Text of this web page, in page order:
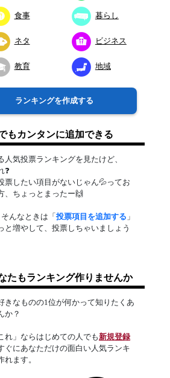
食事 暮らし
ネタ ビジネス
教育 地域
ランキングを作成する
もカンタンに追加できる
人気投票ランキングを見たけど、
❓
票したい項目がないじゃん💦ってお
、ちょっとまったー🙌
そんなときは「投票項目を追加する 」
と増やして、投票しちゃいましょう
たもランキング作りませんか
きなものの1位が何かって知りたくあ
か？
れ」ならはじめての人でも新規登録
ぐにあなただけの面白い人気ランキ
れます。